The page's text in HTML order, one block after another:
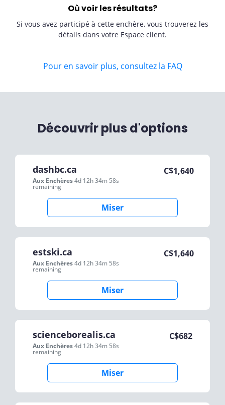
Où voir les résultats?
Si vous avez participé à cette enchère, vous trouverez les
détails dans votre Espace client.
Pour en savoir plus, consultez la FAQ
Découvrir plus d'options
dashbc.ca
Aux Enchères4d 12h 34m 58s
remaining
C$1,640
Miser
estski.ca
Aux Enchères4d 12h 34m 58s
remaining
C$1,640
Miser
scienceborealis.ca
Aux Enchères4d 12h 34m 58s
remaining
C$682
Miser